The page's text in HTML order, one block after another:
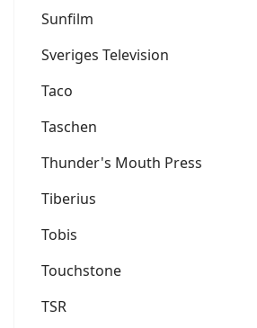
Sunfilm
Sveriges Television
Taco
Taschen
Thunder's Mouth Press
Tiberius
Tobis
Touchstone
TSR